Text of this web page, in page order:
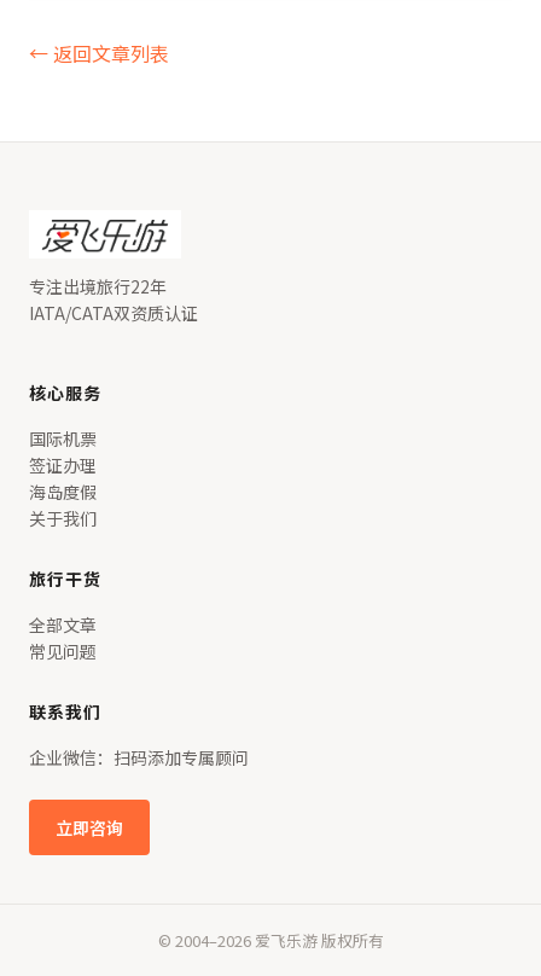
← 返回文章列表
专注出境旅行22年
IATA/CATA双资质认证
核心服务
国际机票
签证办理
海岛度假
关于我们
旅行干货
全部文章
常见问题
联系我们
企业微信：扫码添加专属顾问
立即咨询
© 2004–2026 爱飞乐游 版权所有